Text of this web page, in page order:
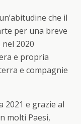
che il
per una breve
2020
e propria
e compagnie
2021 e grazie al
molti Paesi,